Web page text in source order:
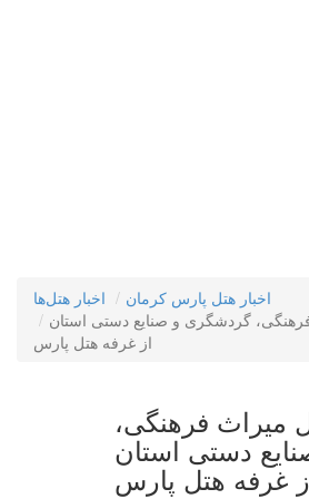
اخبار هتل‌ها
اخبار هتل پارس کرمان
گردشگری و صنایع دستی استان
از غرفه هتل پارس
میراث فرهنگی،
دستی استان
غرفه هتل پارس